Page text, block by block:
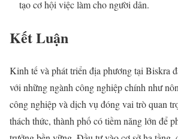
tạo cơ hội việc làm cho người dân.
Kết Luận
Kinh tế và phát triển địa phương tại Biskra
với những ngành công nghiệp chính như
công nghiệp và dịch vụ đóng vai trò quan
thách thức, thành phố có tiềm năng lớn để